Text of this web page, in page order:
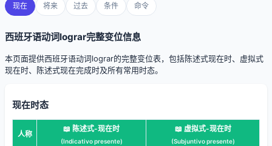
现在 将来 过去 条件 命令
西班牙语动词lograr完整变位信息
本页面提供西班牙语动词lograr的完整变位表，包括陈述式现在时、虚拟式
现在时、陈述式现在完成时及所有常用时态。
现在时态
人称
📖 陈述式-现在时
(Indicativo presente)
📖 虚拟式-现在时
(Subjuntivo presente)